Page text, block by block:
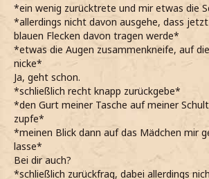
*ein wenig zurücktrete und mir etwas die
*allerdings nicht davon ausgehe, dass
blauen Flecken davon tragen werde*
*etwas die Augen zusammenkneife, auf
nicke*
Ja, geht schon.
*schließlich recht knapp zurückgebe*
*den Gurt meiner Tasche auf meiner
zupfe*
*meinen Blick dann auf das Mädchen mir
lasse*
Bei dir auch?
*schließlich zurückfrag, dabei allerdings